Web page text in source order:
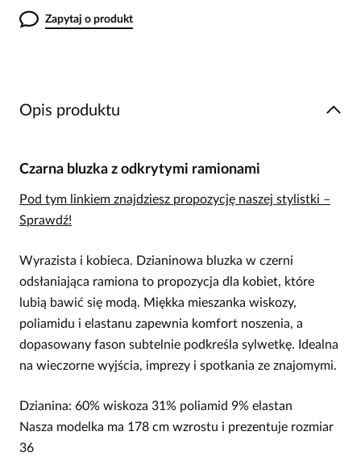
Zapytaj o produkt
Opis produktu
Czarna bluzka z odkrytymi ramionami
Pod tym linkiem znajdziesz propozycję naszej stylistki –
Sprawdź!
Wyrazista i kobieca. Dzianinowa bluzka w czerni
odsłaniająca ramiona to propozycja dla kobiet, które
lubią bawić się modą. Miękka mieszanka wiskozy,
poliamidu i elastanu zapewnia komfort noszenia, a
dopasowany fason subtelnie podkreśla sylwetkę. Idealna
na wieczorne wyjścia, imprezy i spotkania ze znajomymi.
Dzianina: 60% wiskoza 31% poliamid 9% elastan
Nasza modelka ma 178 cm wzrostu i prezentuje rozmiar
36